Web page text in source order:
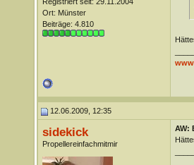
Ort: Münster
Beiträge: 4.810
12.06.2009, 12:35
sidekick
Propellereinfachmitmir
AW: